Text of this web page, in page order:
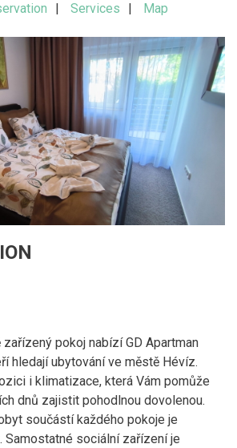
Services Map
pokoj nabízí GD Apartman
hledají ubytování ve městě Hévíz.
i klimatizace, která Vám pomůže
dnů zajistit pohodlnou dovolenou.
součástí každého pokoje je
Samostatné sociální zařízení je